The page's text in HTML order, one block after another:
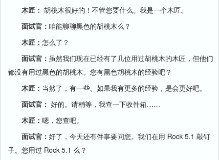
木匠： 胡桃木很好的！不管您要什么。我是一个木匠。
面试官： 咱能聊聊黑色的胡桃木么？
木匠： 怎么了？
面试官： 虽然我们现在已经有了几位用过胡桃木的木匠，但他们
都没有用过黑色的胡桃木。您有黑色胡桃木的经验吧？
木匠： 当然了，有一些。如果我有更多的经验，是会更好吧。
面试官： 好的。请稍等，我查一下收件箱……
木匠： 嗯，您查吧。
面试官： 好了，今天还有件事要问您。我们在用 Rock 5.1 敲钉
子。您用过 Rock 5.1 么？